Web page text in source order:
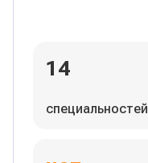
14
специальностей